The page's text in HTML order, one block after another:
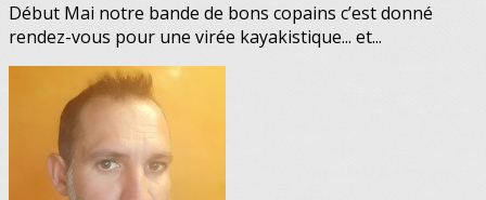
Début Mai notre bande de bons copains c’est donné
rendez-vous pour une virée kayakistique... et...